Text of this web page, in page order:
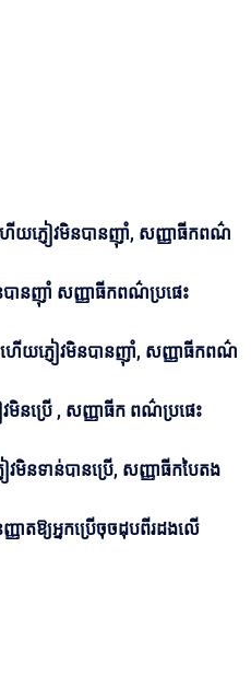
ើយភ្ញៀវមិនបានញ៉ាំ, សញ្ញាធីកពណ៌
បានញ៉ាំ សញ្ញាធីកពណ៌ប្រផេះ
ើយភ្ញៀវមិនបានញ៉ាំ, សញ្ញាធីកពណ៌
មិនប្រើ , សញ្ញាធីក ពណ៌ប្រផេះ
វមិនទាន់បានប្រើ, សញ្ញាធីកបៃតង
ញាតឱ្យអ្នកប្រើចុចដុបពីរដងលើ